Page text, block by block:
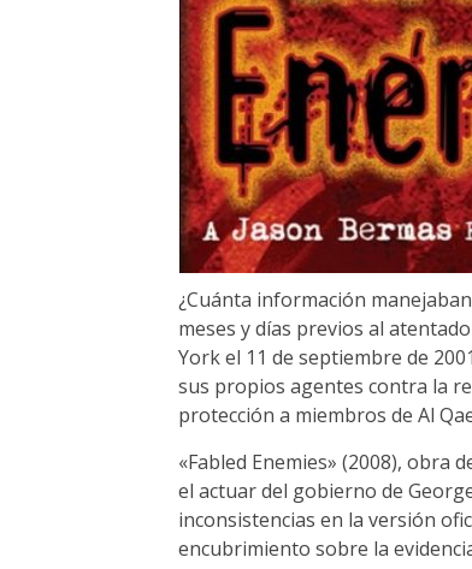
¿Cuánta información
meses y días previos al
York el 11 de septiembre de
sus propios agentes contra la
protección a miembros de Al
«Fabled Enemies» (2008), obra
el actuar del gobierno de
inconsistencias en la versión
encubrimiento sobre la